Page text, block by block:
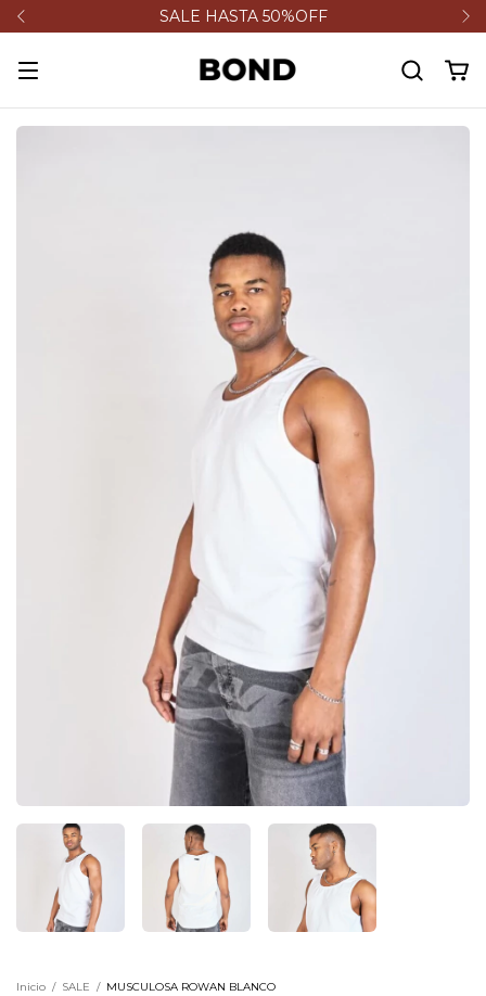
SALE HASTA 50%OFF
Inicio / SALE / MUSCULOSA ROWAN BLANCO